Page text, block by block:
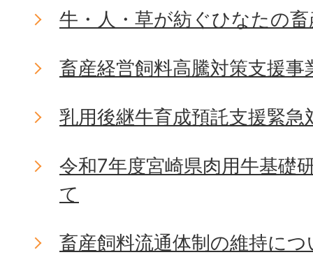
牛・人・草が紡ぐひなたの
畜産経営飼料高騰対策支援事
乳用後継牛育成預託支援緊急
令和7年度宮崎県肉用牛基礎
て
畜産飼料流通体制の維持につ